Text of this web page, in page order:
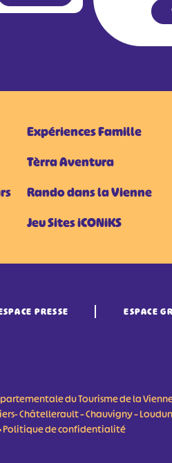
Expériences Famille
Tèrra Aventura
Rando dans la Vienne
Jeu Sites iCONiKS
PRESSE ESPACE
du Tourisme de la Vienne
Châtellerault – Chauvigny –
Politique de confidentialité